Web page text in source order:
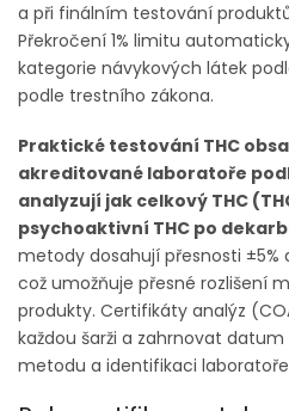
a při finálním testování
Překročení 1% limitu
kategorie návykových látek
podle trestního zákona.
Praktické testování THC
akreditované laboratoře
analyzují jak celkový THC
psychoaktivní THC po
metody dosahují přesnosti ±5%
což umožňuje přesné rozlišení
produkty. Certifikáty analýz
každou šarži a zahrnovat
metodu a identifikaci